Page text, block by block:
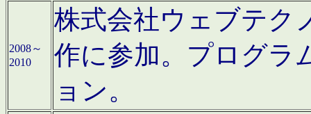
2008～
2010
株式会社ウェブテク
作に参加。プログラ
ョン。